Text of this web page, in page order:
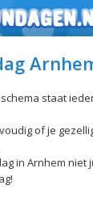
staat
of je
in Arnhem niet